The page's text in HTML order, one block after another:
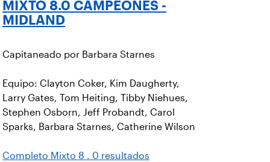
MIXTO 8.0 CAMPEONES -
MIDLAND
Capitaneado por Barbara Starnes
Equipo: Clayton Coker, Kim Daugherty,
Larry Gates, Tom Heiting, Tibby Niehues,
Stephen Osborn, Jeff Probandt, Carol
Sparks, Barbara Starnes, Catherine Wilson
Completo Mixto 8 . 0 resultados